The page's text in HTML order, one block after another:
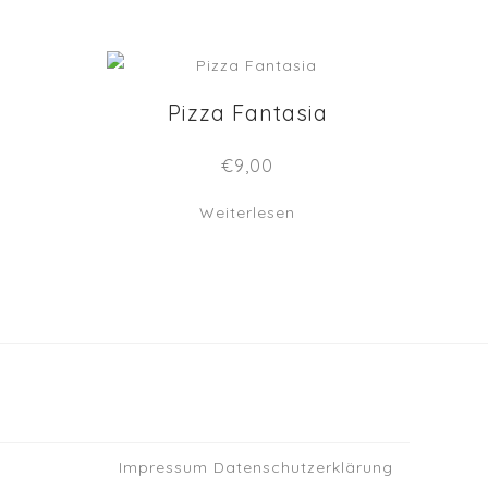
Pizza Fantasia
€9,00
Weiterlesen
Impressum Datenschutzerklärung